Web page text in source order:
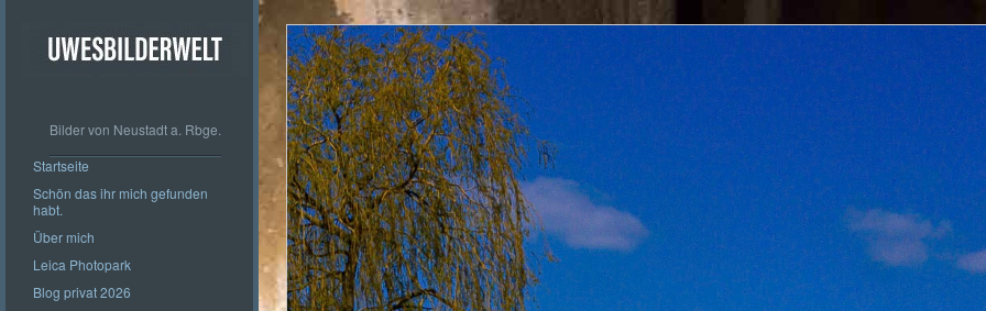
Bilder von Neustadt a. Rbge.
Startseite
Schön das ihr mich gefunden
habt.
Über mich
Leica Photopark
Blog privat 2026